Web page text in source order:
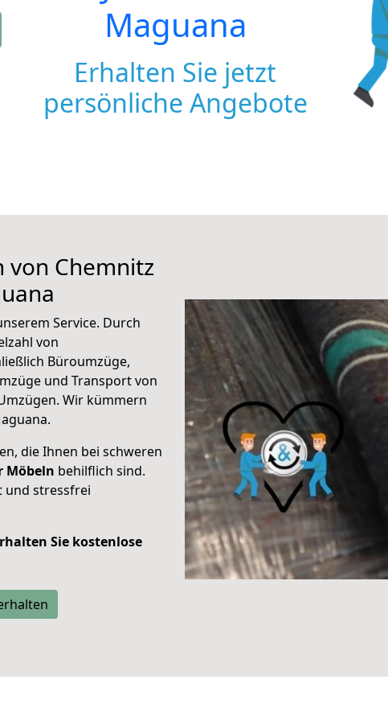
Maguana
Erhalten Sie jetzt
persönliche Angebote
von Chemnitz
Service. Durch
von
Büroumzüge,
und Transport von
Wir kümmern
die Ihnen bei schweren
Möbeln behilflich sind.
und stressfrei
Sie kostenlose